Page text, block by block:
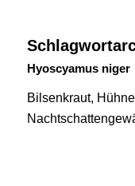
Hyoscyamus niger
Bilsenkraut,